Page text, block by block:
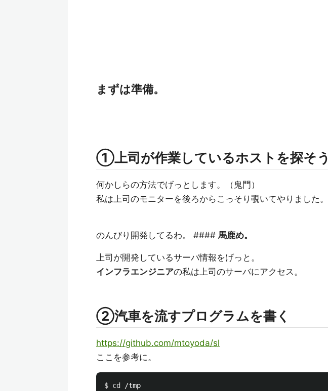
まずは準備。
①上司が作業しているホストを探そう
何かしらの方法でげっとします。（鬼門）
私は上司のモニターを後ろからこっそり覗いてやりました。
のんびり開発してるわ。 #### 馬鹿め。
上司が開発しているサーバ情報をげっと。
インフラエンジニアの私は上司のサーバにアクセス。
②汽車を流すプログラムを書く
https://github.com/mtoyoda/sl
ここを参考に。
$ cd